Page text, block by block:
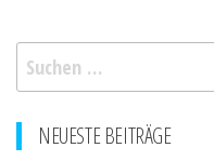
Suchen
nach:
NEUESTE BEITRÄGE